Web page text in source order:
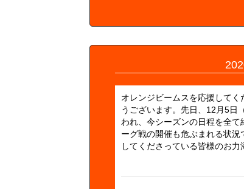
オレンジビームスを応援して
うございます。先日、12月5日
われ、今シーズンの日程を全
ーグ戦の開催も危ぶまれる状
してくださっている皆様のお力